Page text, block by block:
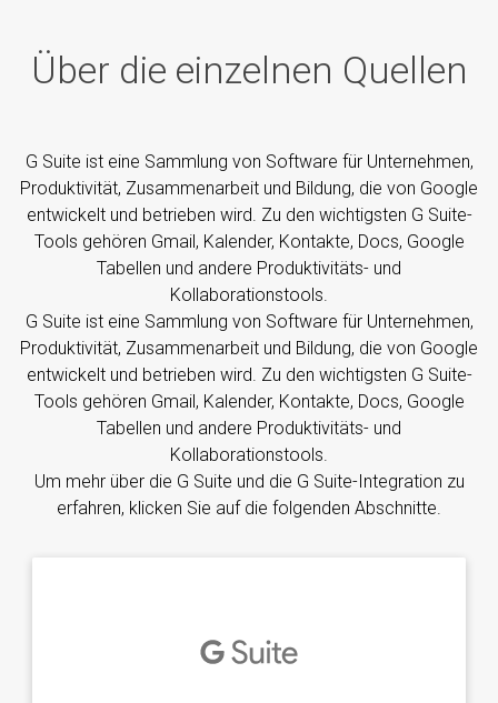
Über die einzelnen Quellen
G Suite ist eine Sammlung von Software für Unternehmen,
Produktivität, Zusammenarbeit und Bildung, die von Google
entwickelt und betrieben wird. Zu den wichtigsten G Suite-
Tools gehören Gmail, Kalender, Kontakte, Docs, Google
Tabellen und andere Produktivitäts- und
Kollaborationstools.
G Suite ist eine Sammlung von Software für Unternehmen,
Produktivität, Zusammenarbeit und Bildung, die von Google
entwickelt und betrieben wird. Zu den wichtigsten G Suite-
Tools gehören Gmail, Kalender, Kontakte, Docs, Google
Tabellen und andere Produktivitäts- und
Kollaborationstools.
Um mehr über die G Suite und die G Suite-Integration zu
erfahren, klicken Sie auf die folgenden Abschnitte.